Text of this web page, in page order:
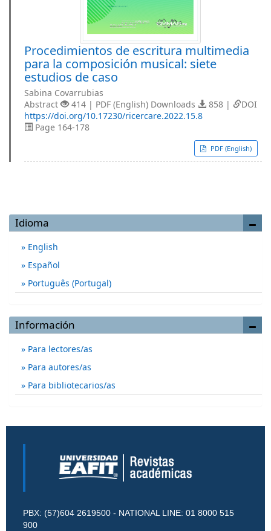
Procedimientos de escritura multimedia
para la composición musical: siete
estudios de caso
Sabina Covarrubias
Abstract
414 | PDF (English) Downloads 858 |
DOI
https://doi.org/10.17230/ricercare.2022.15.8
Page 164-178
PDF (English)
Idioma
English
Español
Português (Portugal)
Información
Para lectores/as
Para autores/as
Para bibliotecarios/as
PBX: (57)604 2619500 - NATIONAL LINE: 01 8000 515
900